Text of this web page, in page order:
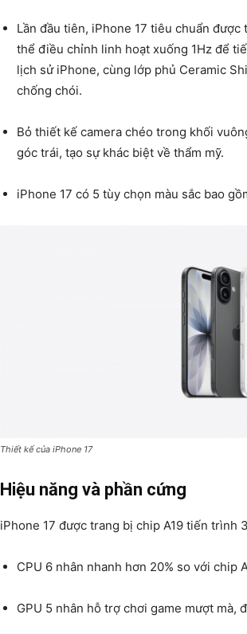
Lần đầu tiên, iPhone 17 tiêu chuẩn
thể điều chỉnh linh hoạt xuống 1Hz để
lịch sử iPhone, cùng lớp phủ Ceramic
chống chói.
Bỏ thiết kế camera chéo trong khối
góc trái, tạo sự khác biệt về thẩm mỹ.
iPhone 17 có 5 tùy chọn màu sắc bao
Thiết kế của iPhone 17
Hiệu năng và phần cứng
iPhone 17 được trang bị chip A19 tiến trình
CPU 6 nhân nhanh hơn 20% so với chip
GPU 5 nhân hỗ trợ chơi game mượt mà,